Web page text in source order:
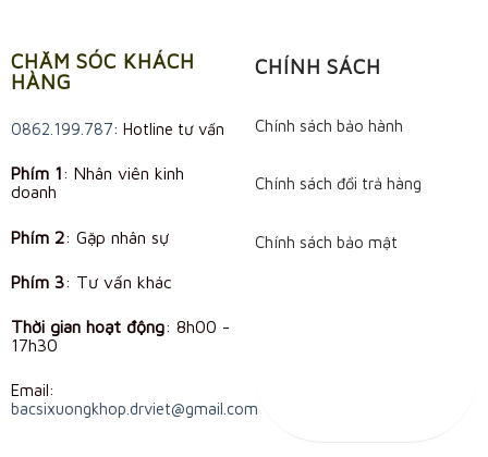
CHĂM SÓC KHÁCH
HÀNG
0862.199.787: Hotline tư vấn
Phím 1: Nhân viên kinh
doanh
Phím 2: Gặp nhân sự
Phím 3: Tư vấn khác
Thời gian hoạt động: 8h00 -
17h30
Email:
bacsixuongkhop.drviet@gmail.com
CHÍNH SÁCH
Chính sách bảo hành
Chính sách đổi trả hàng
Chính sách bảo mật